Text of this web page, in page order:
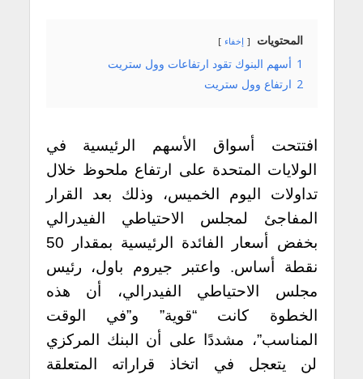
المحتويات إخفاء
1 أسهم البنوك تقود ارتفاعات وول ستريت
2 ارتفاع وول ستريت
افتتحت أسواق الأسهم الرئيسية في
الولايات المتحدة على ارتفاع ملحوظ خلال
تداولات اليوم الخميس، وذلك بعد القرار
المفاجئ لمجلس الاحتياطي الفيدرالي
بخفض أسعار الفائدة الرئيسية بمقدار 50
نقطة أساس. واعتبر جيروم باول، رئيس
مجلس الاحتياطي الفيدرالي، أن هذه
الخطوة كانت “قوية” و”في الوقت
المناسب”، مشددًا على أن البنك المركزي
لن يتعجل في اتخاذ قراراته المتعلقة